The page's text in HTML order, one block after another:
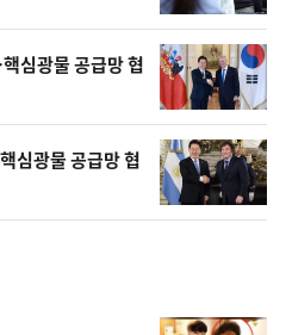
심광물 공급망 협
심광물 공급망 협